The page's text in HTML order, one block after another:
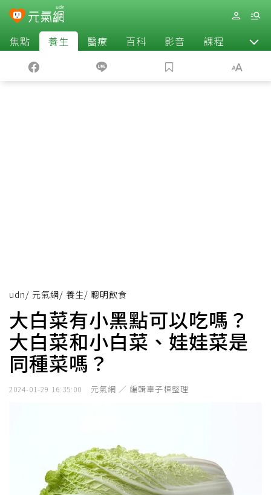
焦點 養生 醫療 百科 影音 課程 退休
udn/ 元氣網/ 養生/ 聰明飲食
大白菜有小黑點可以吃嗎？
大白菜和小白菜、娃娃菜是
同種菜嗎？
2024-01-29 16:35:00 元氣網 ／ 編輯辜子桓整理